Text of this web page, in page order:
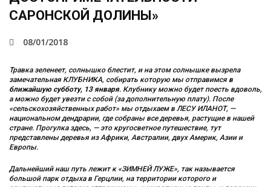
САРОНСКОЙ ДОЛИНЫ»
08/01/2018
Травка зеленеет, солнышко блестит, и на этом солнышке вызрела
замечательная КЛУБНИКА, собирать которую мы отправимся в
ближайшую субботу, 13 января. Клубнику можно будет поесть вдоволь,
а можно будет увезти с собой (за дополнительную плату). После
«сельскохозяйственных работ» мы отдыхаем в ЛЕСУ ИЛАНОТ, —
национальном дендрарии, где собраны все деревья, растущие в нашей
стране. Прогулка здесь, — это кругосветное путешествие, тут
представлены деревья из Африки, Австралии, двух Америк, Азии и
Европы.
Дальнейший наш путь лежит к «ЗИМНЕЙ ЛУЖЕ», так называется
большой парк отдыха в Герцлии, на территории которого и